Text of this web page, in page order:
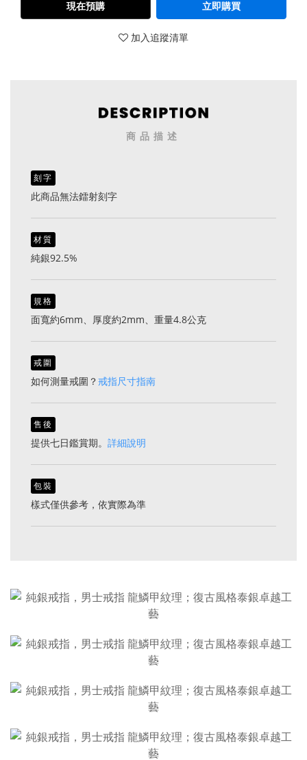
現在預購 立即購買
加入追蹤清單
商品描述
刻字
此商品無法鐳射刻字
材質
純銀92.5%
規格
面寬約6mm、厚度約2mm、重量4.8公克
戒圍
如何測量戒圍？戒指尺寸指南
售後
提供七日鑑賞期。 詳細說明
包裝
樣式僅供參考，依實際為準